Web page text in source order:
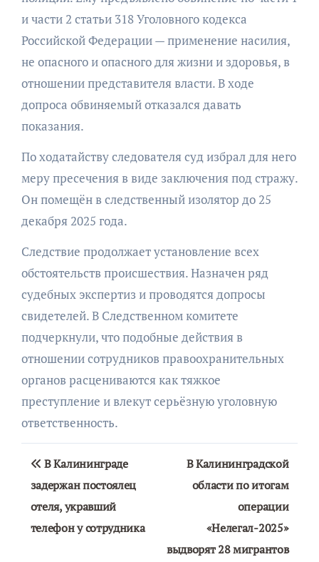
и части 2 статьи 318 Уголовного кодекса
Российской Федерации — применение насилия,
не опасного и опасного для жизни и здоровья, в
отношении представителя власти. В ходе
допроса обвиняемый отказался давать
показания.
По ходатайству следователя суд избрал для него
меру пресечения в виде заключения под стражу.
Он помещён в следственный изолятор до 25
декабря 2025 года.
Следствие продолжает установление всех
обстоятельств происшествия. Назначен ряд
судебных экспертиз и проводятся допросы
свидетелей. В Следственном комитете
подчеркнули, что подобные действия в
отношении сотрудников правоохранительных
органов расцениваются как тяжкое
преступление и влекут серьёзную уголовную
ответственность.
Навигация
по
записям
В Калининграде
задержан постоялец
отеля, укравший
телефон у сотрудника
В Калининградской
области по итогам
операции
«Нелегал-2025»
выдворят 28 мигрантов